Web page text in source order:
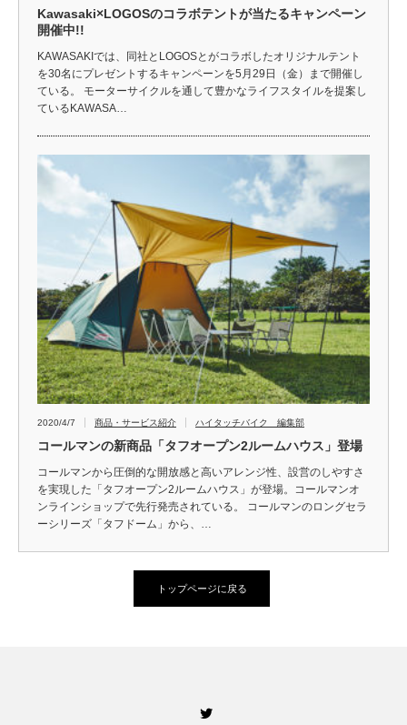
Kawasaki×LOGOSのコラボテントが当たるキャンペーン
開催中!!
KAWASAKIでは、同社とLOGOSとがコラボしたオリジナルテント
を30名にプレゼントするキャンペーンを5月29日（金）まで開催し
ている。 モーターサイクルを通して豊かなライフスタイルを提案し
ているKAWASA…
2020/4/7 商品・サービス紹介 ハイタッチバイク 編集部
コールマンの新商品「タフオープン2ルームハウス」登場
コールマンから圧倒的な開放感と高いアレンジ性、設営のしやすさ
を実現した「タフオープン2ルームハウス」が登場。コールマンオ
ンラインショップで先行発売されている。 コールマンのロングセラ
ーシリーズ「タフドーム」から、…
トップページに戻る